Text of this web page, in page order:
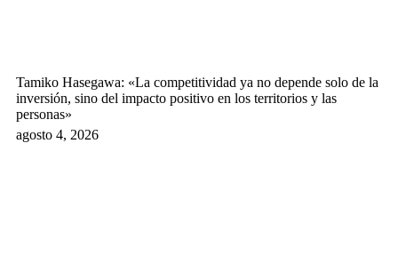
Tamiko Hasegawa: «La competitividad ya no depende solo de la
inversión, sino del impacto positivo en los territorios y las
personas»
agosto 4, 2026